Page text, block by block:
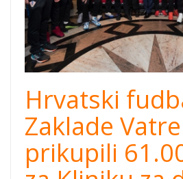
Hrvatski
Zaklade
prikupili